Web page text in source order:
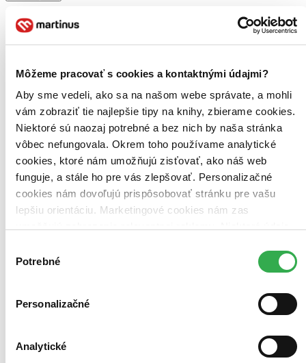
Môžeme pracovať s cookies a kontaktnými údajmi?
Aby sme vedeli, ako sa na našom webe správate, a mohli
vám zobraziť tie najlepšie tipy na knihy, zbierame cookies.
Niektoré sú naozaj potrebné a bez nich by naša stránka
vôbec nefungovala. Okrem toho používame analytické
cookies, ktoré nám umožňujú zisťovať, ako náš web
funguje, a stále ho pre vás zlepšovať. Personalizačné
cookies nám dovoľujú prispôsobovať stránku pre vašu
lepšiu orientáciu. Marketingové cookies nám zas
keby sme mohli používať všetky tieto cookies. Ďakujeme!
súhlasu
Potrebné
Personalizačné
Analytické
Zoradiť
Top hodnotené
Novinky
Najdrahšie
Najvyššia zľava
Použité filtre
Zrušiť filtre
V českom jazyku